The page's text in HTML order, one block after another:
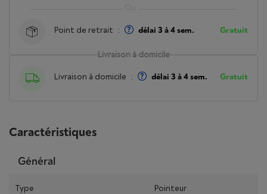
Livraison à domicile
Livraison à domicile : délai 3 à 4 sem. Gratuit
Point de retrait : délai 3 à 4 sem. Gratuit
Caractéristiques
Général
Type Pointeur